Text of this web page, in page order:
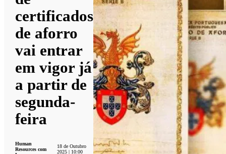
certificados
de aforro
vai entrar
em vigor já
a partir de
segunda-
feira
Human
Resources com
18 de Outubro
2025 | 10:00